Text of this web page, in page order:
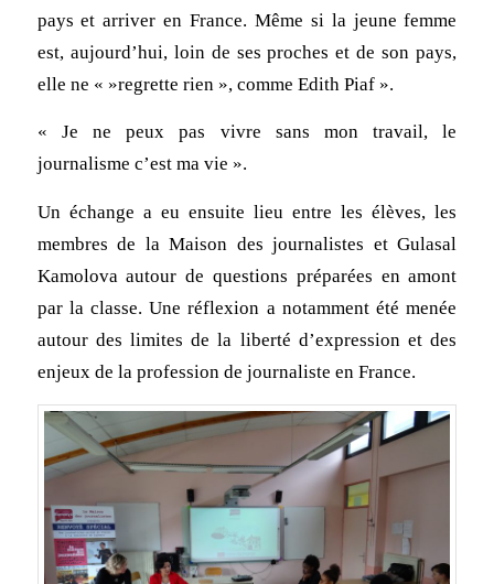
pays et arriver en France. Même si la jeune femme
est, aujourd’hui, loin de ses proches et de son pays,
elle ne « »regrette rien », comme Edith Piaf ».
« Je ne peux pas vivre sans mon travail, le
journalisme c’est ma vie ».
Un échange a eu ensuite lieu entre les élèves, les
membres de la Maison des journalistes et Gulasal
Kamolova autour de questions préparées en amont
par la classe. Une réflexion a notamment été menée
autour des limites de la liberté d’expression et des
enjeux de la profession de journaliste en France.